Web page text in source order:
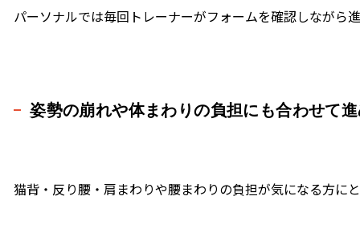
パーソナルでは毎回トレーナーがフォームを確認しながら
姿勢の崩れや体まわりの負担にも合わせて
猫背・反り腰・肩まわりや腰まわりの負担が気になる方に